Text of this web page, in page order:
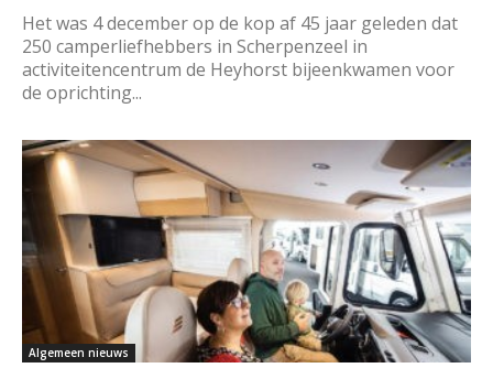
Het was 4 december op de kop af 45 jaar geleden dat
250 camperliefhebbers in Scherpenzeel in
activiteitencentrum de Heyhorst bijeenkwamen voor
de oprichting...
Algemeen nieuws